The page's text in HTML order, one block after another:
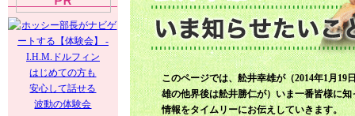
はじめての方も
安心して話せる
波動の体験会
このページでは、舩井幸雄が（2014年1月19
雄の他界後は舩井勝仁が）いま一番皆様に知
情報をタイムリーにお伝えしていきます。